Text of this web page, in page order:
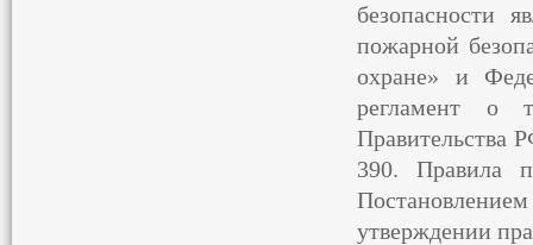
безопасности
пожарной
охране» и
регламент о
Правительства
390. Правила
утверждении